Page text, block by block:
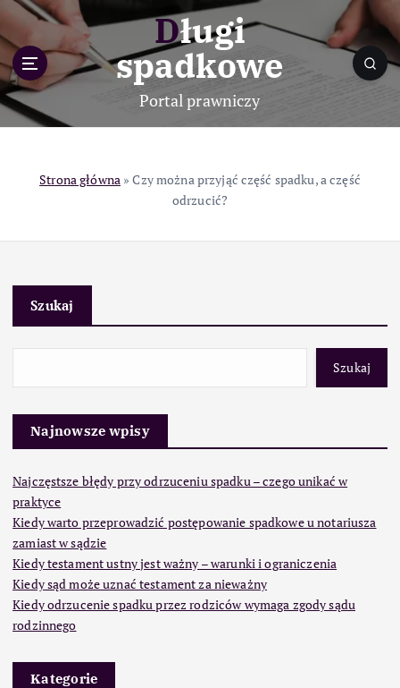
p
o
c
Długi
spadkowe
Portal prawniczy
Strona główna»Czy można przyjąć część spadku, a część
odrzucić?
Szukaj
Szukaj
Najnowsze wpisy
Najczęstsze błędy przy odrzuceniu spadku – czego unikać w
praktyce
Kiedy warto przeprowadzić postępowanie spadkowe u notariusza
zamiast w sądzie
Kiedy testament ustny jest ważny – warunki i ograniczenia
Kiedy sąd może uznać testament za nieważny
Kiedy odrzucenie spadku przez rodziców wymaga zgody sądu
rodzinnego
Kategorie